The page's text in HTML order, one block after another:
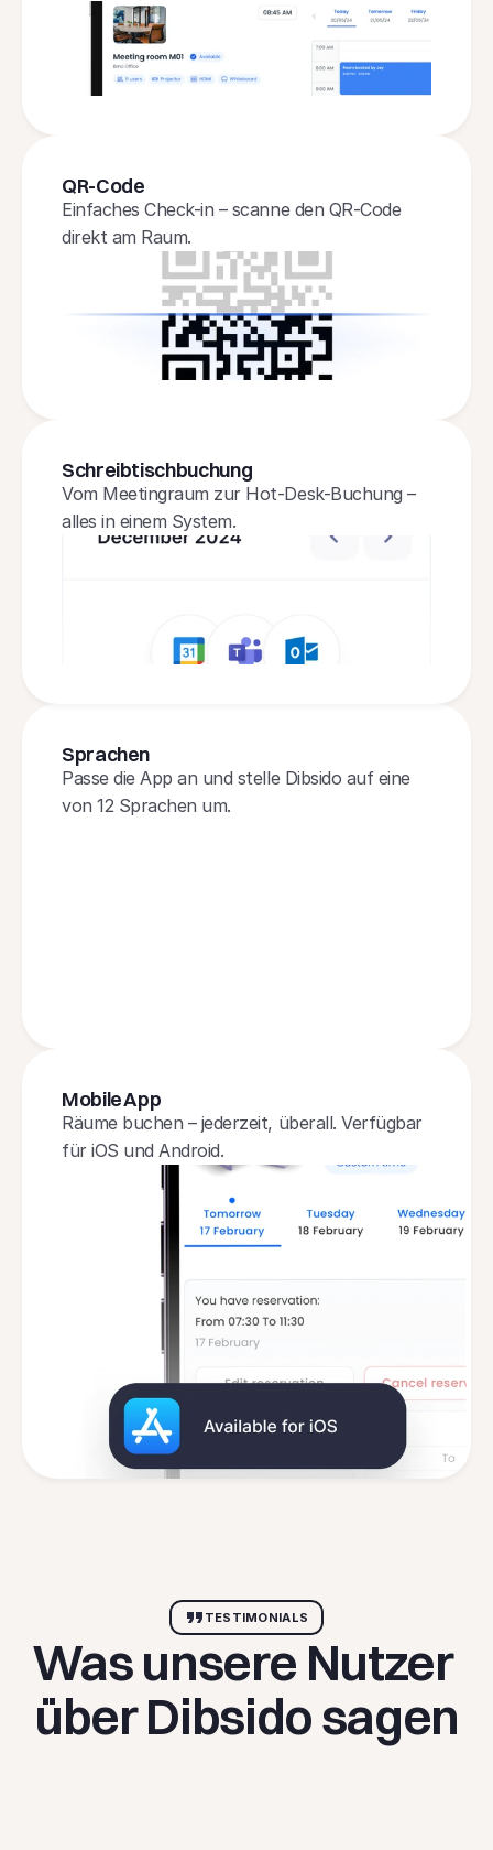
QR-Code
Einfaches Check-in – scanne den QR-Code
direkt am Raum.
Schreibtischbuchung
Vom Meetingraum zur Hot-Desk-Buchung –
alles in einem System.
Sprachen
Passe die App an und stelle Dibsido auf eine
von 12 Sprachen um.
Mobile App
Räume buchen – jederzeit, überall. Verfügbar
für iOS und Android.
TESTIMONIALS
Was unsere Nutzer
über Dibsido sagen